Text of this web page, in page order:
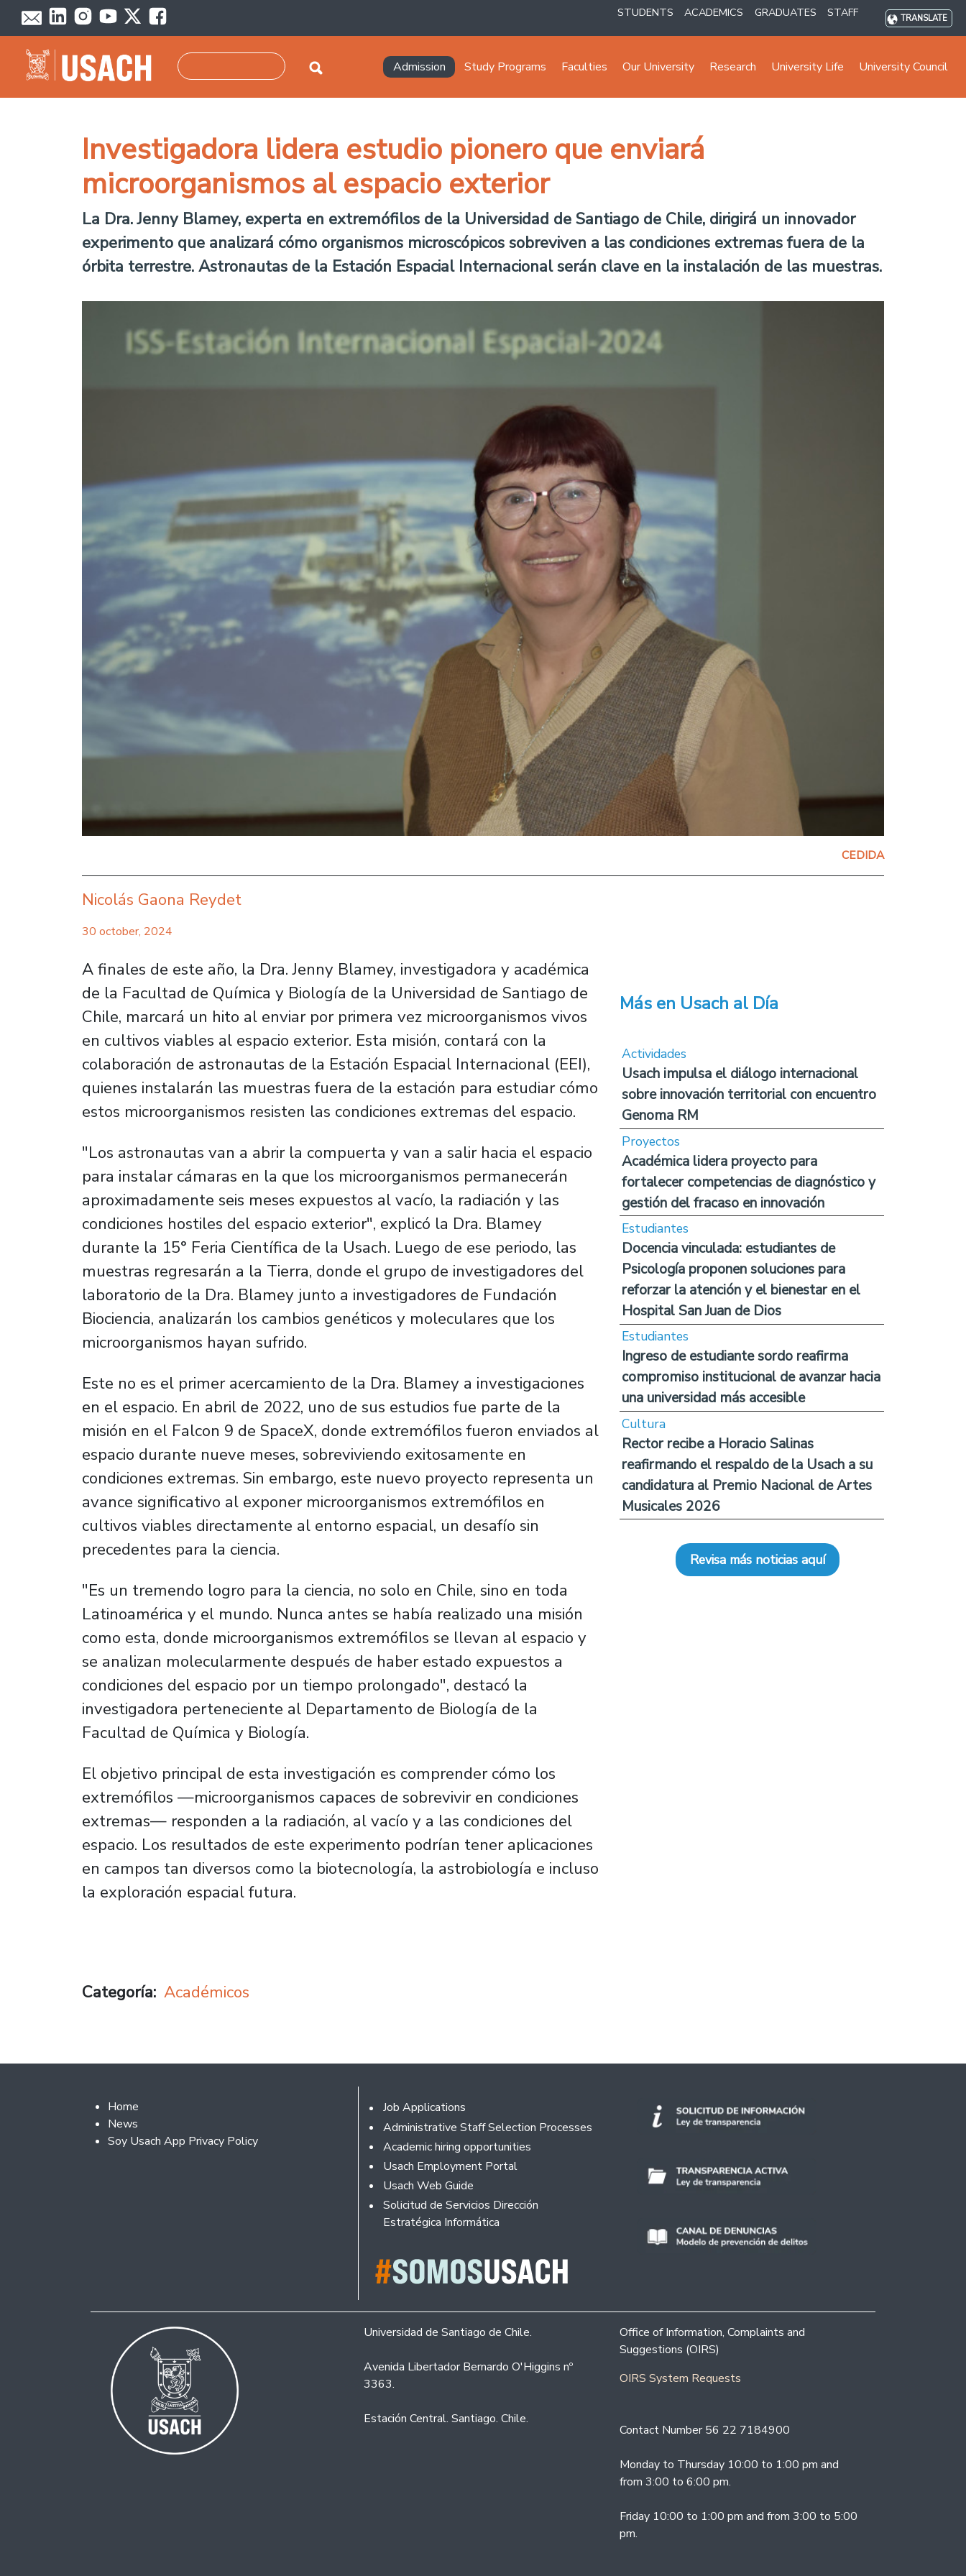
Skip to main content STUDENTS ACADEMICS GRADUATES STAFF TRANSLATE
Navegación principal
Admission Study Programs Faculties Our University Research University Life University Council
Investigadora lidera estudio pionero que enviará
microorganismos al espacio exterior
La Dra. Jenny Blamey, experta en extremófilos de la Universidad de Santiago de Chile, dirigirá un innovador
experimento que analizará cómo organismos microscópicos sobreviven a las condiciones extremas fuera de la
órbita terrestre. Astronautas de la Estación Espacial Internacional serán clave en la instalación de las muestras.
CEDIDA
Nicolás Gaona Reydet
30 october, 2024
A finales de este año, la Dra. Jenny Blamey, investigadora y académica
de la Facultad de Química y Biología de la Universidad de Santiago de
Chile, marcará un hito al enviar por primera vez microorganismos vivos
en cultivos viables al espacio exterior. Esta misión, contará con la
colaboración de astronautas de la Estación Espacial Internacional (EEI),
quienes instalarán las muestras fuera de la estación para estudiar cómo
estos microorganismos resisten las condiciones extremas del espacio.
"Los astronautas van a abrir la compuerta y van a salir hacia el espacio
para instalar cámaras en la que los microorganismos permanecerán
aproximadamente seis meses expuestos al vacío, la radiación y las
condiciones hostiles del espacio exterior", explicó la Dra. Blamey
durante la 15° Feria Científica de la Usach. Luego de ese periodo, las
muestras regresarán a la Tierra, donde el grupo de investigadores del
laboratorio de la Dra. Blamey junto a investigadores de Fundación
Biociencia, analizarán los cambios genéticos y moleculares que los
microorganismos hayan sufrido.
Este no es el primer acercamiento de la Dra. Blamey a investigaciones
en el espacio. En abril de 2022, uno de sus estudios fue parte de la
misión en el Falcon 9 de SpaceX, donde extremófilos fueron enviados al
espacio durante nueve meses, sobreviviendo exitosamente en
condiciones extremas. Sin embargo, este nuevo proyecto representa un
avance significativo al exponer microorganismos extremófilos en
cultivos viables directamente al entorno espacial, un desafío sin
precedentes para la ciencia.
"Es un tremendo logro para la ciencia, no solo en Chile, sino en toda
Latinoamérica y el mundo. Nunca antes se había realizado una misión
como esta, donde microorganismos extremófilos se llevan al espacio y
se analizan molecularmente después de haber estado expuestos a
condiciones del espacio por un tiempo prolongado", destacó la
investigadora perteneciente al Departamento de Biología de la
Facultad de Química y Biología.
El objetivo principal de esta investigación es comprender cómo los
extremófilos —microorganismos capaces de sobrevivir en condiciones
extremas— responden a la radiación, al vacío y a las condiciones del
espacio. Los resultados de este experimento podrían tener aplicaciones
en campos tan diversos como la biotecnología, la astrobiología e incluso
la exploración espacial futura.
Categoría Académicos
Más en Usach al Día
Actividades
Usach impulsa el diálogo internacional
sobre innovación territorial con encuentro
Genoma RM
Proyectos
Académica lidera proyecto para
fortalecer competencias de diagnóstico y
gestión del fracaso en innovación
Estudiantes
Docencia vinculada: estudiantes de
Psicología proponen soluciones para
reforzar la atención y el bienestar en el
Hospital San Juan de Dios
Estudiantes
Ingreso de estudiante sordo reafirma
compromiso institucional de avanzar hacia
una universidad más accesible
Cultura
Rector recibe a Horacio Salinas
reafirmando el respaldo de la Usach a su
candidatura al Premio Nacional de Artes
Musicales 2026
Revisa más noticias aquí
Footer 2
Home
News
Soy Usach App Privacy Policy
Footer
Job Applications
Administrative Staff Selection Processes
Academic hiring opportunities
Usach Employment Portal
Usach Web Guide
Solicitud de Servicios Dirección
Estratégica Informática
Universidad de Santiago de Chile.
Avenida Libertador Bernardo O'Higgins nº
3363.
Estación Central. Santiago. Chile.
Office of Information, Complaints and
Suggestions (OIRS)
OIRS System Requests
Contact Number 56 22 7184900
Monday to Thursday 10:00 to 1:00 pm and
from 3:00 to 6:00 pm.
Friday 10:00 to 1:00 pm and from 3:00 to 5:00
pm.